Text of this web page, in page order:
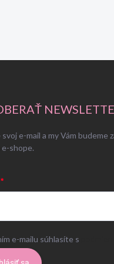
e-mail a my Vám
e-shope.
e-mailu súhlasíte s